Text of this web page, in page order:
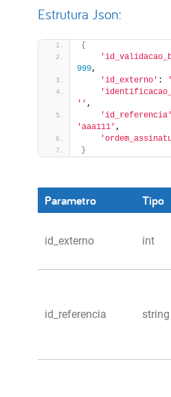
Estrutura Json:
{
999,
'id_externo' :
'' ,
'id_referencia'
'aaa111' ,
}
Parametro Tipo
id_externo int
id_referencia string